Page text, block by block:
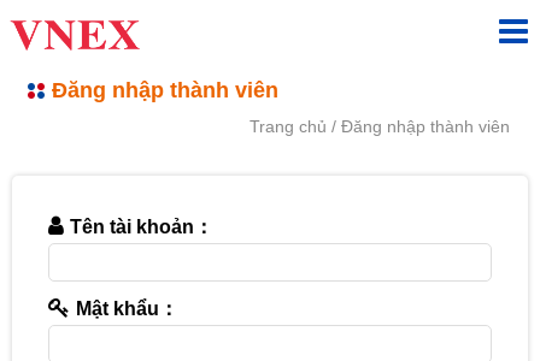
Đăng nhập thành viên
Trang chủ Đăng nhập thành viên
Tên tài khoản：
Mật khẩu：